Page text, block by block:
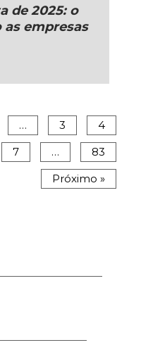
de 2025: o
as empresas
… 3
4
7 …
83
Próximo »